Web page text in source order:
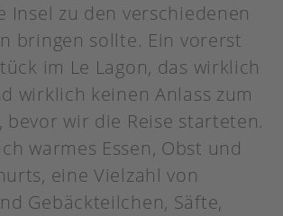
Insel zu den verschiedenen
bringen sollte. Ein vorerst
im Le Lagon, das wirklich
wirklich keinen Anlass zum
bevor wir die Reise starteten.
warmes Essen, Obst und
eine Vielzahl von
Gebäckteilchen, Säfte,